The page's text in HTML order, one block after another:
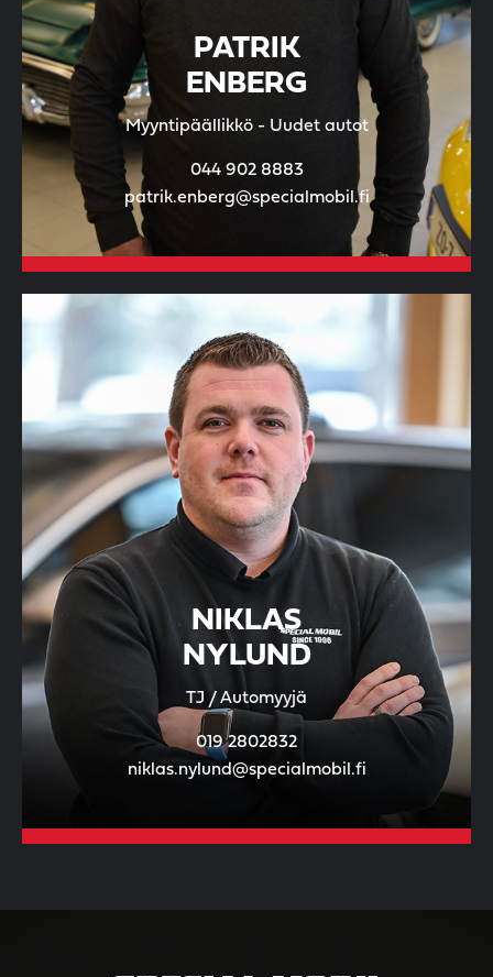
PATRIK
ENBERG
Myyntipäällikkö - Uudet autot
044 902 8883
patrik.enberg@specialmobil.fi
NIKLAS
NYLUND
TJ / Automyyjä
019 2802832
niklas.nylund@specialmobil.fi